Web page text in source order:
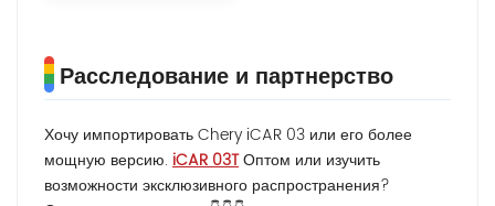
Расследование и партнерство
Хочу импортировать Chery iCAR 03 или его более
мощную версию. iCAR 03TОптом или изучить
возможности эксклюзивного распространения?